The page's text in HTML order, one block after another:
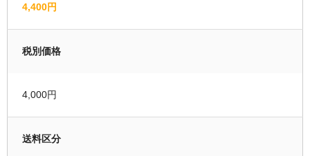
4,400円
税別価格
4,000円
送料区分